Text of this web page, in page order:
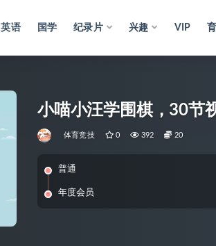
英语 国学 纪录片 兴趣 VIP
小喵小汪学围棋，30节
体育竞技 0 392 20
普通
年度会员